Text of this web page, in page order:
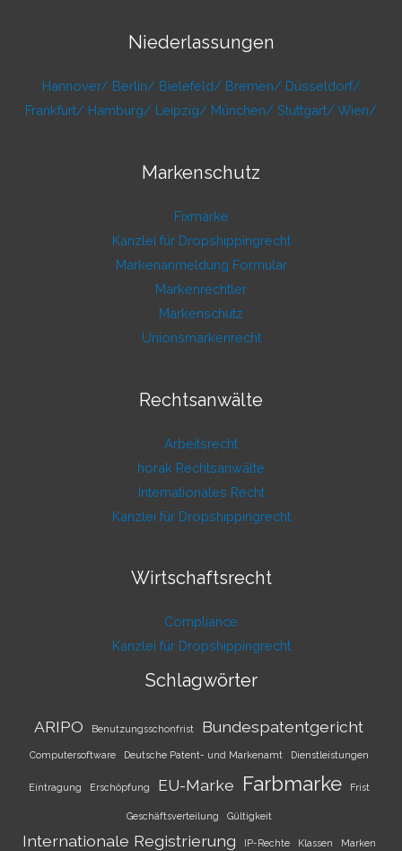
Niederlassungen
Hannover/ Berlin/ Bielefeld/ Bremen/ Düsseldorf/
Frankfurt/ Hamburg/ Leipzig/ München/ Stuttgart/ Wien/
Markenschutz
Fixmarke
Kanzlei für Dropshippingrecht
Markenanmeldung Formular
Markenrechtler
Markenschutz
Unionsmarkenrecht
Rechtsanwälte
Arbeitsrecht
horak Rechtsanwälte
Internationales Recht
Kanzlei für Dropshippingrecht
Wirtschaftsrecht
Compliance
Kanzlei für Dropshippingrecht
Schlagwörter
ARIPO Benutzungsschonfrist Bundespatentgericht
Computersoftware Deutsche Patent- und Markenamt Dienstleistungen
Eintragung Erschöpfung EU-Marke Farbmarke Frist
Geschäftsverteilung Gültigkeit
Internationale Registrierung IP-Rechte Klassen Marken